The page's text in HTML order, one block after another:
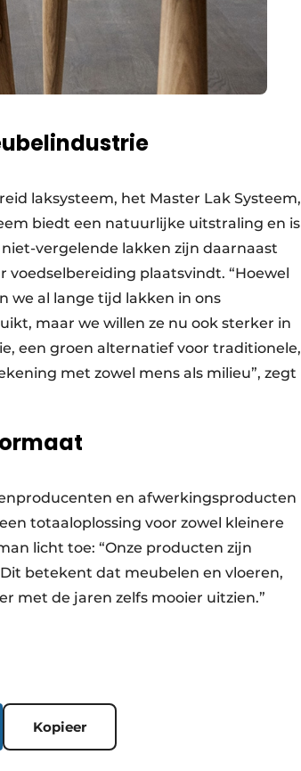
laksysteem, het Master Lak Systeem,
biedt een natuurlijke uitstraling en is
vergelende lakken zijn daarnaast
plaatsvindt. “Hoewel
we al lange tijd lakken in ons
maar we willen ze nu ook sterker in
een groen alternatief voor traditionele,
met zowel mens als milieu”, zegt
en afwerkingsproducten
totaaloplossing voor zowel kleinere
licht toe: “Onze producten zijn
betekent dat meubelen en vloeren,
met de jaren zelfs mooier uitzien.”
Kopieer